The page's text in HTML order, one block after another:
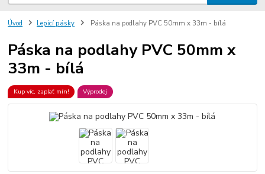
Úvod Lepicí pásky Páska na podlahy PVC 50mm x 33m - bílá
Páska na podlahy PVC 50mm x
33m - bílá
Kup víc, zaplať mín! Výprodej